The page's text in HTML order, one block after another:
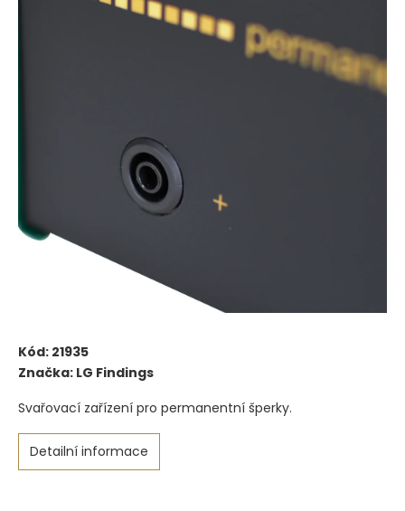
Kód: 21935
Značka: LG Findings
Svařovací zařízení pro permanentní šperky.
Detailní informace